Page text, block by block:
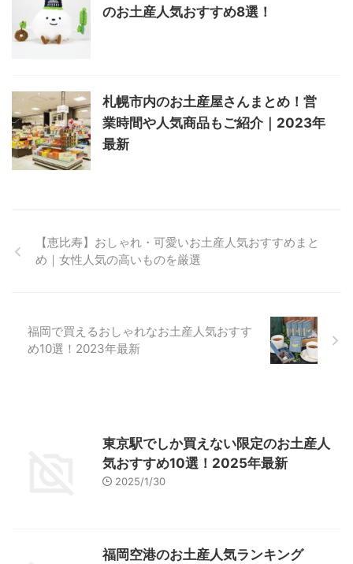
のお土産人気おすすめ8選！
札幌市内のお土産屋さんまとめ！営
業時間や人気商品もご紹介｜2023年
最新
【恵比寿】おしゃれ・可愛いお土産人気おすすめまと
め｜女性人気の高いものを厳選
福岡で買えるおしゃれなお土産人気おすす
め10選！2023年最新
東京駅でしか買えない限定のお土産人
気おすすめ10選！2025年最新
2025/1/30
福岡空港のお土産人気ランキング